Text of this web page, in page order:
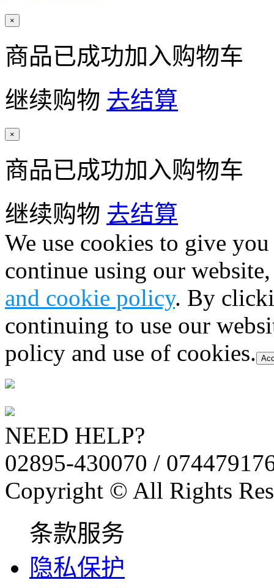
×
商品已成功加入购物车
继续购物 去结算
×
商品已成功加入购物车
继续购物 去结算
We use cookies to give
continue using our
and cookie policy. By
continuing to use our
policy and use of cookies.
NEED HELP?
02895-430070 /
Copyright © All Rights
条款服务
隐私保护